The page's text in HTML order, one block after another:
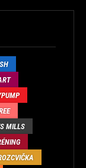
MILLS